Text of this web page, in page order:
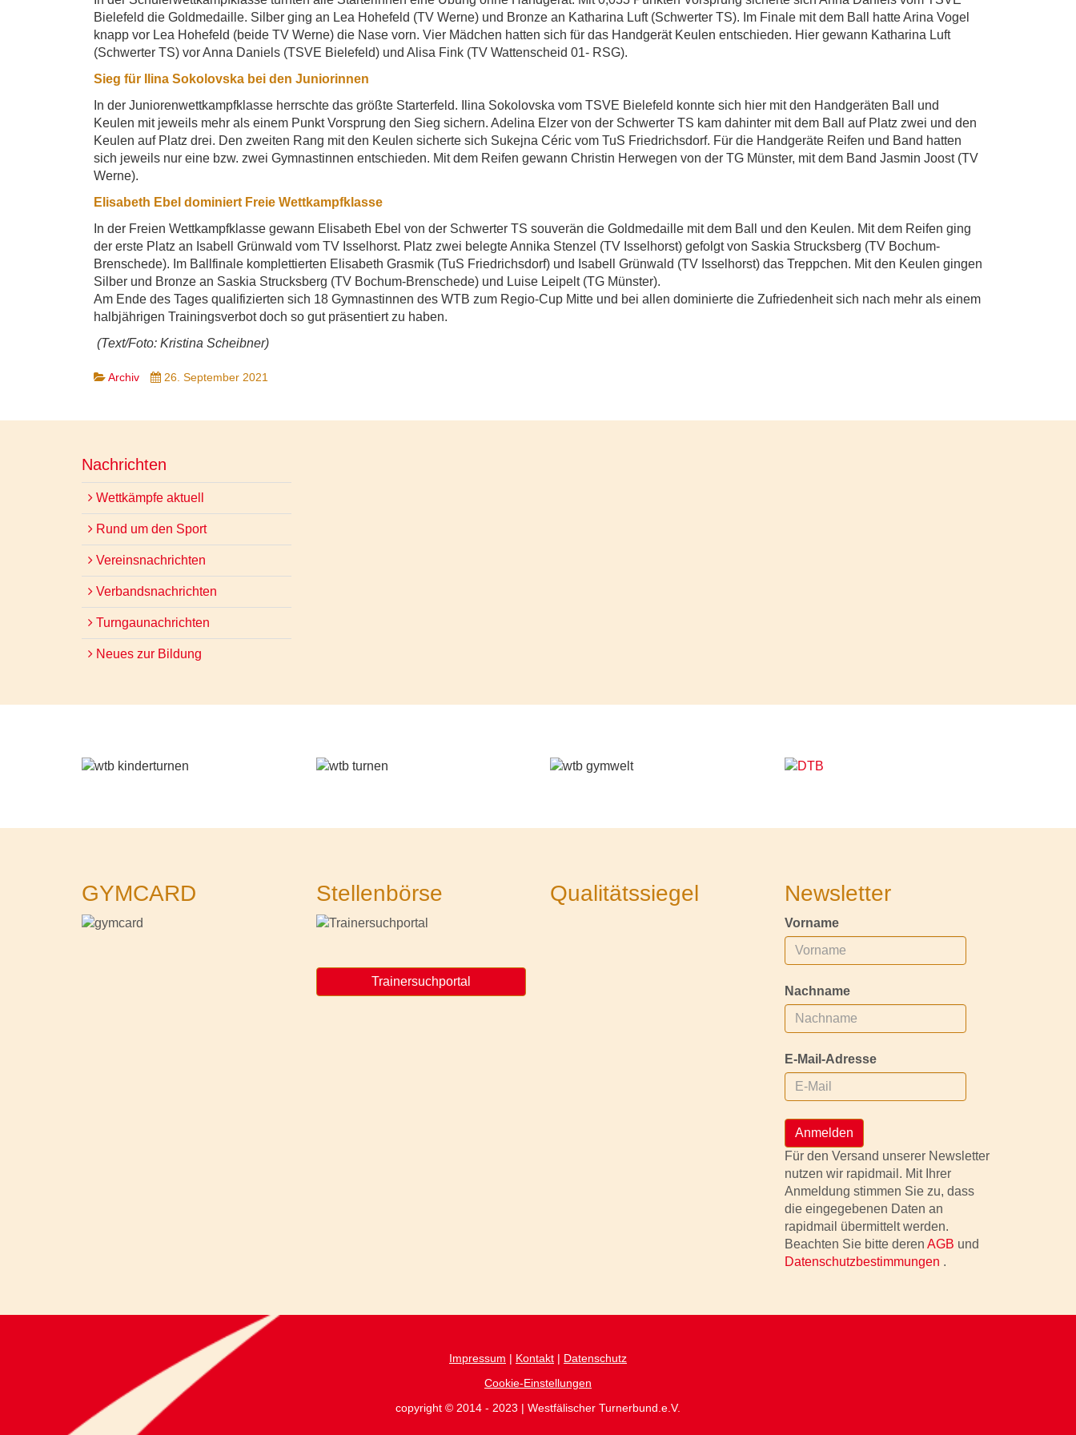
Bielefeld die Goldmedaille. Silber ging an Lea Hohefeld (TV Werne) und Bronze an Katharina Luft (Schwerter TS). Im Finale mit dem Ball hatte Arina Vogel
knapp vor Lea Hohefeld (beide TV Werne) die Nase vorn. Vier Mädchen hatten sich für das Handgerät Keulen entschieden. Hier gewann Katharina Luft
(Schwerter TS) vor Anna Daniels (TSVE Bielefeld) und Alisa Fink (TV Wattenscheid 01- RSG).
Sieg für Ilina Sokolovska bei den Juniorinnen
In der Juniorenwettkampfklasse herrschte das größte Starterfeld. Ilina Sokolovska vom TSVE Bielefeld konnte sich hier mit den Handgeräten Ball und
Keulen mit jeweils mehr als einem Punkt Vorsprung den Sieg sichern. Adelina Elzer von der Schwerter TS kam dahinter mit dem Ball auf Platz zwei und den
Keulen auf Platz drei. Den zweiten Rang mit den Keulen sicherte sich Sukejna Céric vom TuS Friedrichsdorf. Für die Handgeräte Reifen und Band hatten
sich jeweils nur eine bzw. zwei Gymnastinnen entschieden. Mit dem Reifen gewann Christin Herwegen von der TG Münster, mit dem Band Jasmin Joost (TV
Werne).
Elisabeth Ebel dominiert Freie Wettkampfklasse
In der Freien Wettkampfklasse gewann Elisabeth Ebel von der Schwerter TS souverän die Goldmedaille mit dem Ball und den Keulen. Mit dem Reifen ging
der erste Platz an Isabell Grünwald vom TV Isselhorst. Platz zwei belegte Annika Stenzel (TV Isselhorst) gefolgt von Saskia Strucksberg (TV Bochum-
Brenschede). Im Ballfinale komplettierten Elisabeth Grasmik (TuS Friedrichsdorf) und Isabell Grünwald (TV Isselhorst) das Treppchen. Mit den Keulen gingen
Silber und Bronze an Saskia Strucksberg (TV Bochum-Brenschede) und Luise Leipelt (TG Münster).
Am Ende des Tages qualifizierten sich 18 Gymnastinnen des WTB zum Regio-Cup Mitte und bei allen dominierte die Zufriedenheit sich nach mehr als einem
halbjährigen Trainingsverbot doch so gut präsentiert zu haben.
(Text/Foto: Kristina Scheibner)
Archiv 26. September 2021
Nachrichten
Wettkämpfe aktuell
Rund um den Sport
Vereinsnachrichten
Verbandsnachrichten
Turngaunachrichten
Neues zur Bildung
GYMCARD Stellenbörse
Trainersuchportal
Qualitätssiegel Newsletter
Vorname
Nachname
E-Mail-Adresse
Anmelden
Für den Versand unserer Newsletter
nutzen wir rapidmail. Mit Ihrer
Anmeldung stimmen Sie zu, dass
die eingegebenen Daten an
rapidmail übermittelt werden.
Beachten Sie bitte deren AGB und
Datenschutzbestimmungen .
Impressum | Kontakt | Datenschutz
Cookie-Einstellungen
copyright © 2014 - 2023 | Westfälischer Turnerbund.e.V.